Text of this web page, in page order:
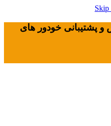
Skip
پشتیبانی خودور های